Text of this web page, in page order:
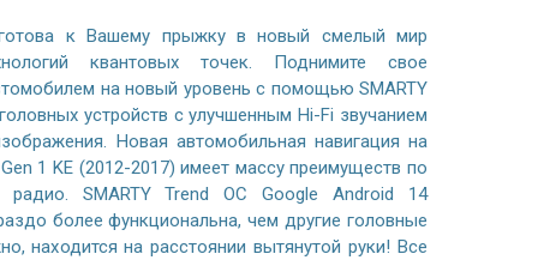
к Вашему прыжку в новый смелый мир
квантовых точек. Поднимите свое
на новый уровень с помощью SMARTY
устройств с улучшенным Hi-Fi звучанием
Новая автомобильная навигация на
1 KE (2012-2017) имеет массу преимуществ по
радио. SMARTY Trend ОС Google Android 14
более функциональна, чем другие головные
находится на расстоянии вытянутой руки! Все